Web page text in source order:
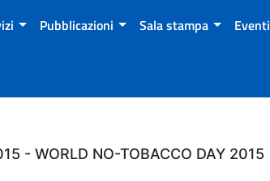
Pubblicazioni Sala stampa Eventi
- WORLD NO-TOBACCO DAY 2015